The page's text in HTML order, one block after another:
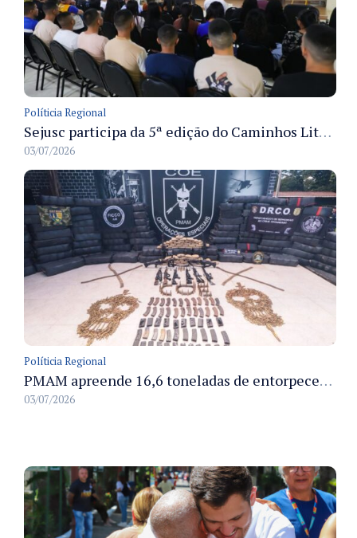
Políticia Regional
Sejusc participa da 5ª edição do Caminhos Literários com foco na cultura hip-hop nas unidades socioeducativas
03/07/2026
Políticia Regional
PMAM apreende 16,6 toneladas de entorpecentes e registra aumento nas prisões em flagrante e nas capturas de foragidos no primeiro semestre de 2026
03/07/2026